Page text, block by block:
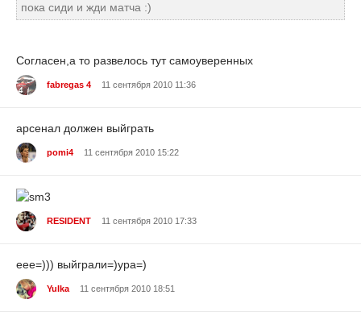
пока сиди и жди матча :)
Согласен,а то развелось тут самоуверенных
fabregas 4 11 сентября 2010 11:36
арсенал должен выйграть
pomi4 11 сентября 2010 15:22
RESIDENT 11 сентября 2010 17:33
еее=))) выйграли=)ура=)
Yulka 11 сентября 2010 18:51